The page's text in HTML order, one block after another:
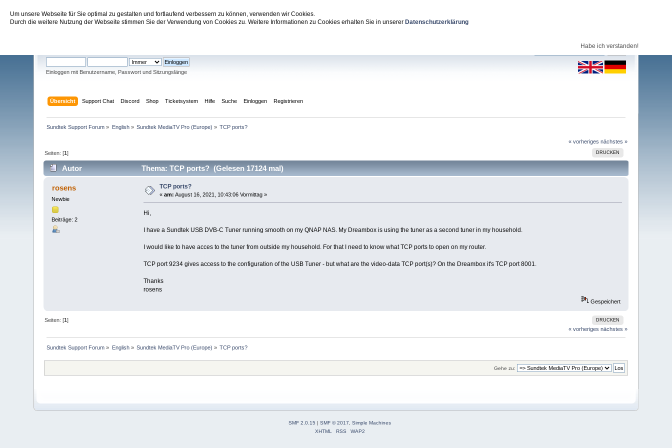
Um unsere Webseite für Sie optimal zu gestalten und fortlaufend verbessern zu können, verwenden wir Cookies.
Durch die weitere Nutzung der Webseite stimmen Sie der Verwendung von Cookies zu. Weitere Informationen zu Cookies erhalten Sie in unserer Datenschutzerklärung
Habe ich verstanden!
Sundtek Support Forum
Einloggen mit Benutzername, Passwort und Sitzungslänge
Übersicht Support Chat Discord Shop Ticketsystem Hilfe Suche Einloggen Registrieren
Sundtek Support Forum » English» Sundtek MediaTV Pro (Europe) » TCP ports?
« vorheriges nächstes »
DRUCKEN
Seiten: [1]
Autor Thema: TCP ports? (Gelesen 17124 mal)
rosens
Newbie
Beiträge: 2
TCP ports?
«am: August 16, 2021, 10:43:06 Vormittag »
Hi,
I have a Sundtek USB DVB-C Tuner running smooth on my QNAP NAS. My Dreambox is using the tuner as a second tuner in my household.
I would like to have acces to the tuner from outside my household. For that I need to know what TCP ports to open on my router.
TCP port 9234 gives access to the configuration of the USB Tuner - but what are the video-data TCP port(s)? On the Dreambox it's TCP port 8001.
Thanks
rosens
Gespeichert
DRUCKEN
Seiten: [1]
« vorheriges nächstes »
Sundtek Support Forum » English» Sundtek MediaTV Pro (Europe) » TCP ports?
Gehe zu:
SMF 2.0.15 SMF © 2017, Simple Machines
XHTML
RSS WAP2